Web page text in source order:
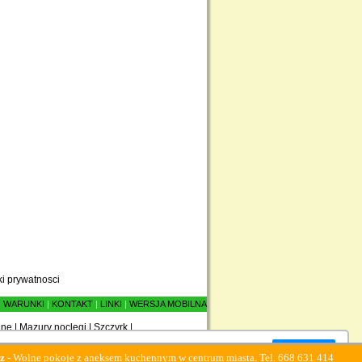
prywatnosci
WARUNKI | KONTAKT | LINKI | WERSJA MOBILNA
|Mazury noclegi|Szczyrk|
pokoje z aneksem kuchennym w centrum miasta. Tel. 668 631 414